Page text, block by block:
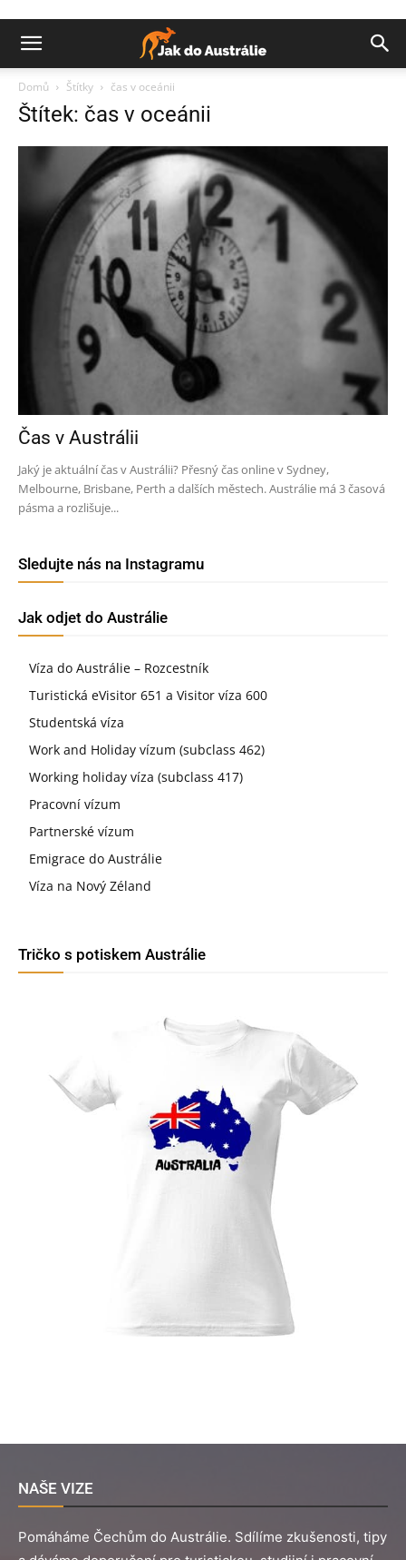
Domů Štítky čas v oceánii
Štítek: čas v oceánii
Čas v Austrálii
Jaký je aktuální čas v Austrálii? Přesný čas online v Sydney,
Melbourne, Brisbane, Perth a dalších městech. Austrálie má 3 časová
pásma a rozlišuje...
Sledujte nás na Instagramu
Jak odjet do Austrálie
Víza do Austrálie – Rozcestník
Turistická eVisitor 651 a Visitor víza 600
Studentská víza
Work and Holiday vízum (subclass 462)
Working holiday víza (subclass 417)
Pracovní vízum
Partnerské vízum
Emigrace do Austrálie
Víza na Nový Zéland
Tričko s potiskem Austrálie
NAŠE VIZE
Pomáháme Čechům do Austrálie. Sdílíme zkušenosti, tipy